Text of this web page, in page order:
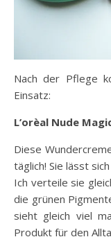
Nach der Pflege
Einsatz:
L’orèal Nude
Diese
täglich! Sie lässt
Ich verteile sie
die grünen
sieht gleich viel
Produkt für den